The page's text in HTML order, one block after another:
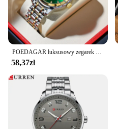
POEDAGAR luksusowy zegarek męski elegancki randkowy na tydzień wodoodporny świecący zegarek męski kwarcowy ze stali nierdzewnej sportowe zegarki reloj
58,37zł